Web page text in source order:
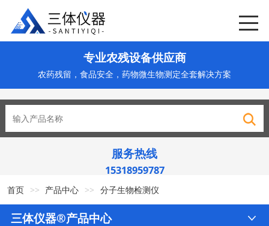
专业农残设备供应商
农药残留，食品安全，药物微生物测定全套解决方案
服务热线
15318959787
首页 >> 产品中心 >> 分子生物检测仪
三体仪器®产品中心